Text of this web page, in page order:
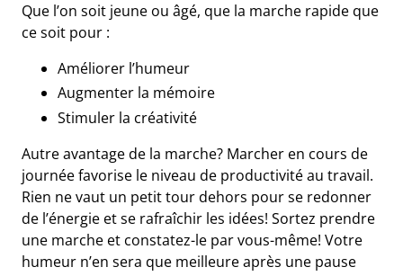
Que l’on soit jeune ou âgé, que la marche rapide que
ce soit pour :
Améliorer l’humeur
Augmenter la mémoire
Stimuler la créativité
Autre avantage de la marche? Marcher en cours de
journée favorise le niveau de productivité au travail.
Rien ne vaut un petit tour dehors pour se redonner
de l’énergie et se rafraîchir les idées! Sortez prendre
une marche et constatez-le par vous-même! Votre
humeur n’en sera que meilleure après une pause